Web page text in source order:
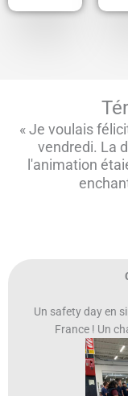
« Je voulais
vendredi. La
l'animation
Un safety day en
France ! Un